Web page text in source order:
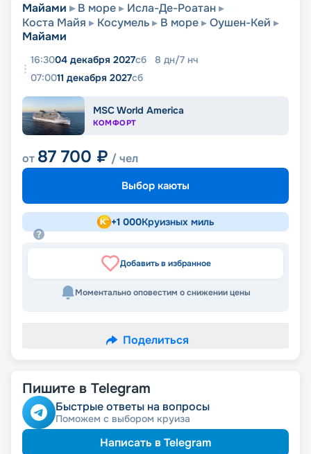
Майами В море
Исла-Де-Роатан
Коста Майя
Косумель В море
Оушен-Кей
Майами
16:3004 декабря 2027сб 8 дн/7 нч
07:0011 декабря 2027сб
MSC World America
КОМФОРТ
от 87 700 ₽ / чел
Выбор каюты
+1 000Круизных миль
Добавить в избранное
Моментально оповестим о снижении цены
Поделиться
Пишите в Telegram
Быстрые ответы на вопросы
Поможем с выбором круиза
Написать в Telegram